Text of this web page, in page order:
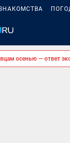
осенью — ответ